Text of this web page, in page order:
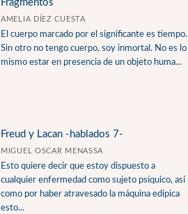
Fragmentos
AMELIA DÍEZ CUESTA
El cuerpo marcado por el significante es tiempo.
Sin otro no tengo cuerpo, soy inmortal. No es lo
mismo estar en presencia de un objeto huma...
Freud y Lacan -hablados 7-
MIGUEL OSCAR MENASSA
Esto quiere decir que estoy dispuesto a
cualquier enfermedad como sujeto psíquico, así
como por haber atravesado la máquina edípica
esto...